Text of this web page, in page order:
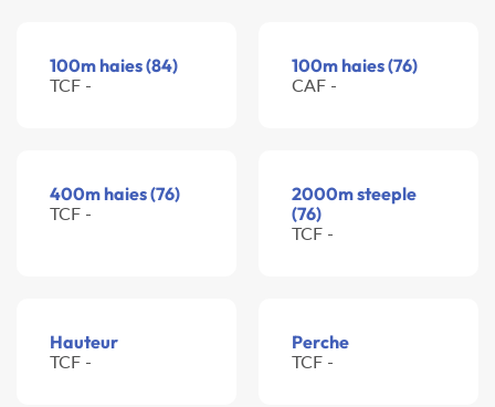
100m haies (84)
TCF -
100m haies (76)
CAF -
400m haies (76)
TCF -
2000m steeple
(76)
TCF -
Hauteur
TCF -
Perche
TCF -